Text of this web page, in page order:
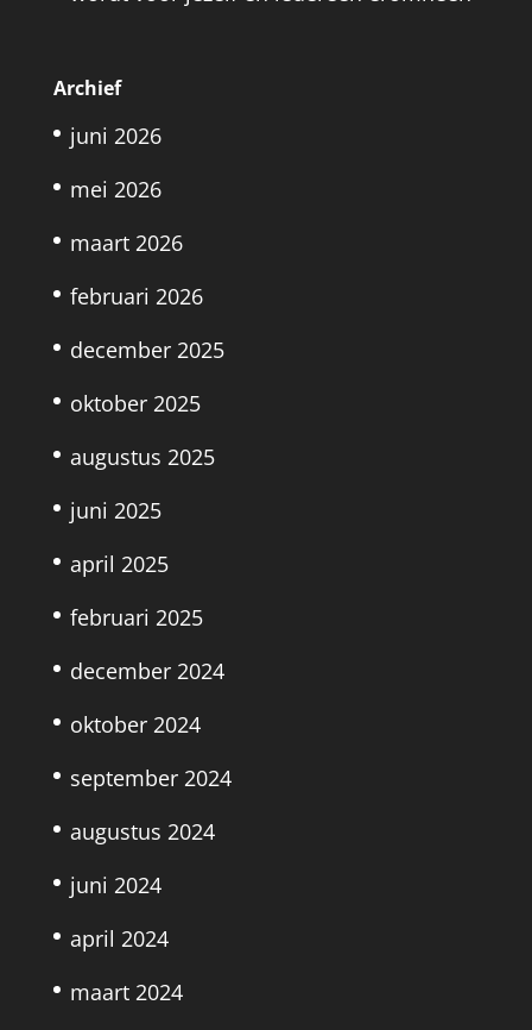
Archief
juni 2026
mei 2026
maart 2026
februari 2026
december 2025
oktober 2025
augustus 2025
juni 2025
april 2025
februari 2025
december 2024
oktober 2024
september 2024
augustus 2024
juni 2024
april 2024
maart 2024